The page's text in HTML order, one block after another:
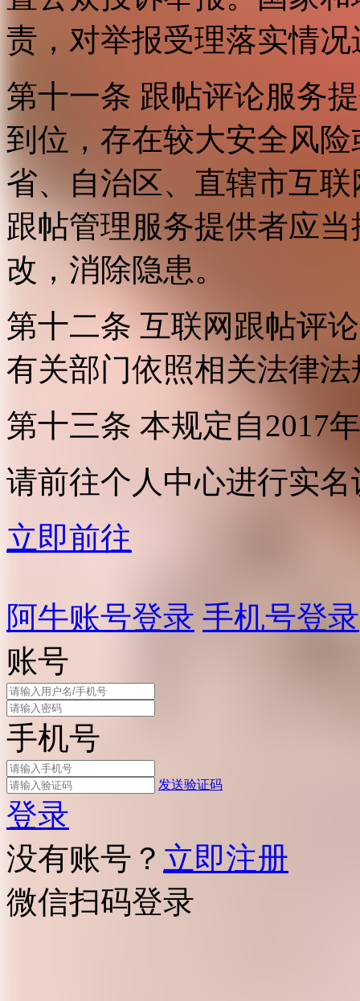
责，对举报受理落实情
第十一条 跟帖评论服务
到位，存在较大安全风
省、自治区、直辖市互
跟帖管理服务提供者应
改，消除隐患。
第十二条 互联网跟帖评
有关部门依照相关法律
第十三条 本规定自2017
请前往个人中心进行实名
立即前往
阿牛账号登录 手机号登录
账号
手机号
发送验证码
登录
没有账号？ 立即注册
微信扫码登录